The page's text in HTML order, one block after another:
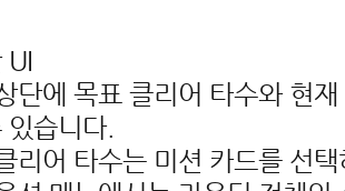
단에 목표 클리어 타수와 현
있습니다.
리어 타수는 미션 카드를 선